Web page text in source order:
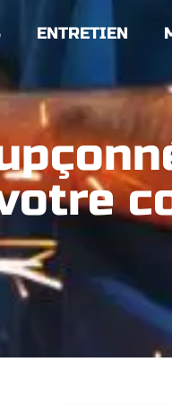
ENTRETIEN